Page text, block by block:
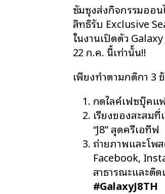
ซัมซุงส่งกิจกรรมออน
สิทธิ์รับ Exclusive
ในงานเปิดตัว
22 ก.ค. นี้เท่านั้น!!
เพียงทำตามกติกา 3
กดไลค์เฟซบุ๊คแ
เรียงของสะสม
“J8” สุดครีเอทีฟ
ถ่ายภาพและโพ
Facebook,
สาธารณะและติ
#GalaxyJ8TH